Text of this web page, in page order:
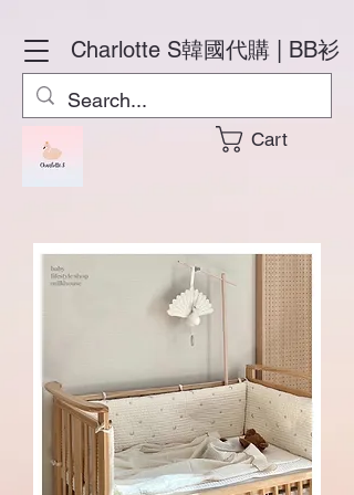
Charlotte S韓國代購 | BB衫
Cart